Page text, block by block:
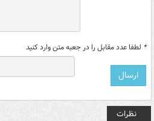
* لطفا عدد مقابل را در جعبه متن وارد کنید
نظرات